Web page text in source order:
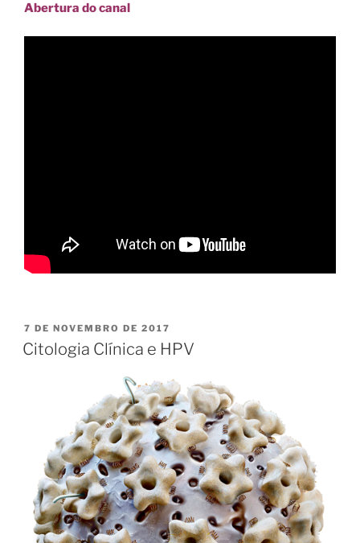
Abertura do canal
PUBLICADO
EM
7 DE NOVEMBRO DE 2017
Citologia Clínica e HPV